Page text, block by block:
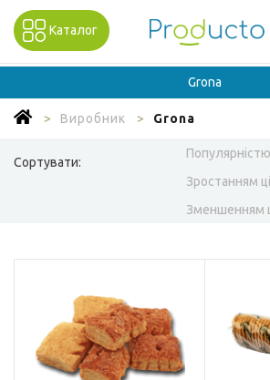
Каталог
Grona
Виробник Grona
Сортувати:
Популярністю
Зростанням
Зменшенням